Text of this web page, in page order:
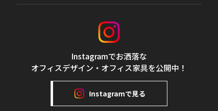
Instagramでお洒落な
オフィスデザイン・オフィス家具を公開中！
Instagramで見る